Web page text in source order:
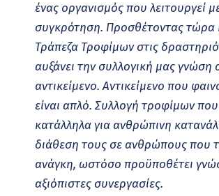
ένας οργανισμός που λειτουργεί
συγκρότηση. Προσθέτοντας τώρα
Τράπεζα Τροφίμων στις
αυξάνει την συλλογική μας γνώση
αντικείμενο. Αντικείμενο που
είναι απλό. Συλλογή τροφίμων που
κατάλληλα για ανθρώπινη
διάθεση τους σε ανθρώπους που
ανάγκη, ωστόσο προϋποθέτει
αξιόπιστες συνεργασίες.